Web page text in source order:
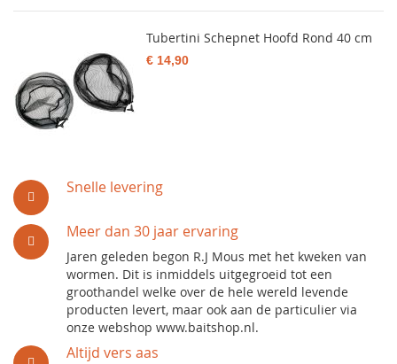
Snelle levering
Meer dan 30 jaar ervaring
Jaren geleden begon R.J Mous met het kweken van
wormen. Dit is inmiddels uitgegroeid tot een
groothandel welke over de hele wereld levende
producten levert, maar ook aan de particulier via
onze webshop www.baitshop.nl.
Altijd vers aas
Tubertini Schepnet Hoofd Rond 40 cm
€ 14,90